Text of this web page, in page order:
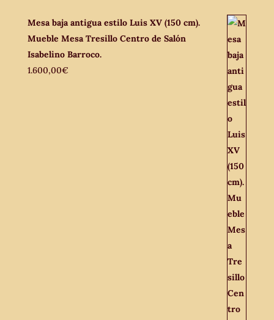
Mesa baja antigua estilo Luis XV (150 cm).
Mueble Mesa Tresillo Centro de Salón
Isabelino Barroco.
1.600,00€